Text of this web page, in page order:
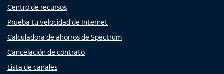
Centro de recursos
Prueba tu velocidad de Internet
Calculadora de ahorros de Spectrum
Cancelación de contrato
Lista de canales